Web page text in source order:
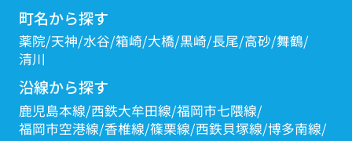
町名から探す
薬院 天神 水谷 箱崎 大橋 黒崎 長尾 高砂 舞鶴
清川
沿線から探す
鹿児島本線 西鉄大牟田線 福岡市七隈線
福岡市空港線 香椎線 篠栗線 西鉄貝塚線 博多南線